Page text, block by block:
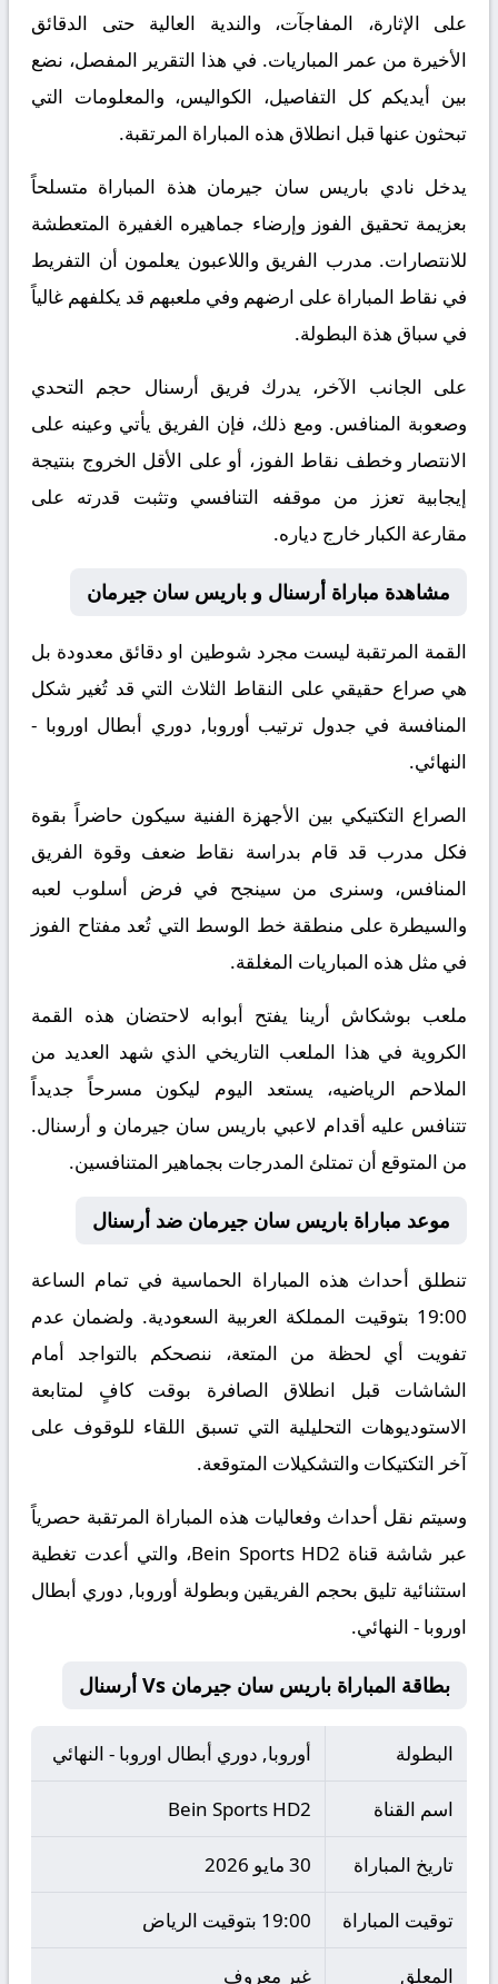
على الإثارة، المفاجآت، والندية العالية حتى الدقائق
الأخيرة من عمر المباريات. في هذا التقرير المفصل، نضع
بين أيديكم كل التفاصيل، الكواليس، والمعلومات التي
تبحثون عنها قبل انطلاق هذه المباراة المرتقبة.
يدخل نادي باريس سان جيرمان هذة المباراة متسلحاً
بعزيمة تحقيق الفوز وإرضاء جماهيره الغفيرة المتعطشة
للانتصارات. مدرب الفريق واللاعبون يعلمون أن التفريط
في نقاط المباراة على ارضهم وفي ملعبهم قد يكلفهم غالياً
في سباق هذة البطولة.
على الجانب الآخر، يدرك فريق أرسنال حجم التحدي
وصعوبة المنافس. ومع ذلك، فإن الفريق يأتي وعينه على
الانتصار وخطف نقاط الفوز، أو على الأقل الخروج بنتيجة
إيجابية تعزز من موقفه التنافسي وتثبت قدرته على
مقارعة الكبار خارج دياره.
مشاهدة مباراة أرسنال و باريس سان جيرمان
القمة المرتقبة ليست مجرد شوطين او دقائق معدودة بل
هي صراع حقيقي على النقاط الثلاث التي قد تُغير شكل
المنافسة في جدول ترتيب أوروبا, دوري أبطال اوروبا -
النهائي.
الصراع التكتيكي بين الأجهزة الفنية سيكون حاضراً بقوة
فكل مدرب قد قام بدراسة نقاط ضعف وقوة الفريق
المنافس، وسنرى من سينجح في فرض أسلوب لعبه
والسيطرة على منطقة خط الوسط التي تُعد مفتاح الفوز
في مثل هذه المباريات المغلقة.
ملعب بوشكاش أرينا يفتح أبوابه لاحتضان هذه القمة
الكروية في هذا الملعب التاريخي الذي شهد العديد من
الملاحم الرياضيه، يستعد اليوم ليكون مسرحاً جديداً
تتنافس عليه أقدام لاعبي باريس سان جيرمان و أرسنال.
من المتوقع أن تمتلئ المدرجات بجماهير المتنافسين.
موعد مباراة باريس سان جيرمان ضد أرسنال
تنطلق أحداث هذه المباراة الحماسية في تمام الساعة
19:00 بتوقيت المملكة العربية السعودية. ولضمان عدم
تفويت أي لحظة من المتعة، ننصحكم بالتواجد أمام
الشاشات قبل انطلاق الصافرة بوقت كافٍ لمتابعة
الاستوديوهات التحليلية التي تسبق اللقاء للوقوف على
آخر التكتيكات والتشكيلات المتوقعة.
​وسيتم نقل أحداث وفعاليات هذه المباراة المرتقبة حصرياً
عبر شاشة قناة Bein Sports HD2، والتي أعدت تغطية
استثنائية تليق بحجم الفريقين وبطولة أوروبا, دوري أبطال
اوروبا - النهائي.
بطاقة المباراة باريس سان جيرمان Vs أرسنال
البطولة أوروبا, دوري أبطال اوروبا - النهائي
اسم القناة Bein Sports HD2
تاريخ المباراة 30 مايو 2026
توقيت المباراة 19:00 بتوقيت الرياض
المعلق غير معروف